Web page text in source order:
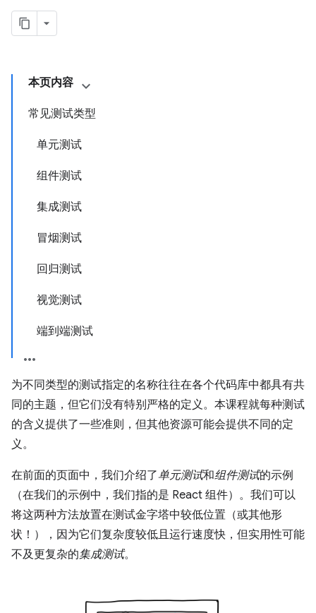
本页内容
常见测试类型
单元测试
组件测试
集成测试
冒烟测试
回归测试
视觉测试
端到端测试
为不同类型的测试指定的名称往往在各个代码库中都具有共
同的主题，但它们没有特别严格的定义。本课程就每种测试
的含义提供了一些准则，但其他资源可能会提供不同的定
义。
在前面的页面中，我们介绍了单元测试和组件测试的示例
（在我们的示例中，我们指的是 React 组件）。我们可以
将这两种方法放置在测试金字塔中较低位置（或其他形
状！），因为它们复杂度较低且运行速度快，但实用性可能
不及更复杂的集成测试。